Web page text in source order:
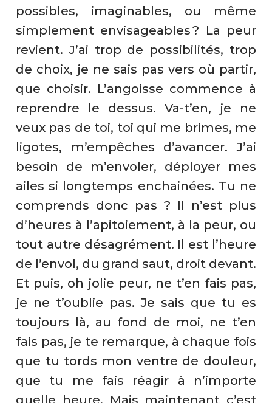
possibles, imaginables, ou même
simplement envisageables ? La peur
revient. J’ai trop de possibilités, trop
de choix, je ne sais pas vers où partir,
que choisir. L’angoisse commence à
reprendre le dessus. Va-t’en, je ne
veux pas de toi, toi qui me brimes, me
ligotes, m’empêches d’avancer. J’ai
besoin de m’envoler, déployer mes
ailes si longtemps enchainées. Tu ne
comprends donc pas ? Il n’est plus
d’heures à l’apitoiement, à la peur, ou
tout autre désagrément. Il est l’heure
de l’envol, du grand saut, droit devant.
Et puis, oh jolie peur, ne t’en fais pas,
je ne t’oublie pas. Je sais que tu es
toujours là, au fond de moi, ne t’en
fais pas, je te remarque, à chaque fois
que tu tords mon ventre de douleur,
que tu me fais réagir à n’importe
quelle heure. Mais maintenant c’est